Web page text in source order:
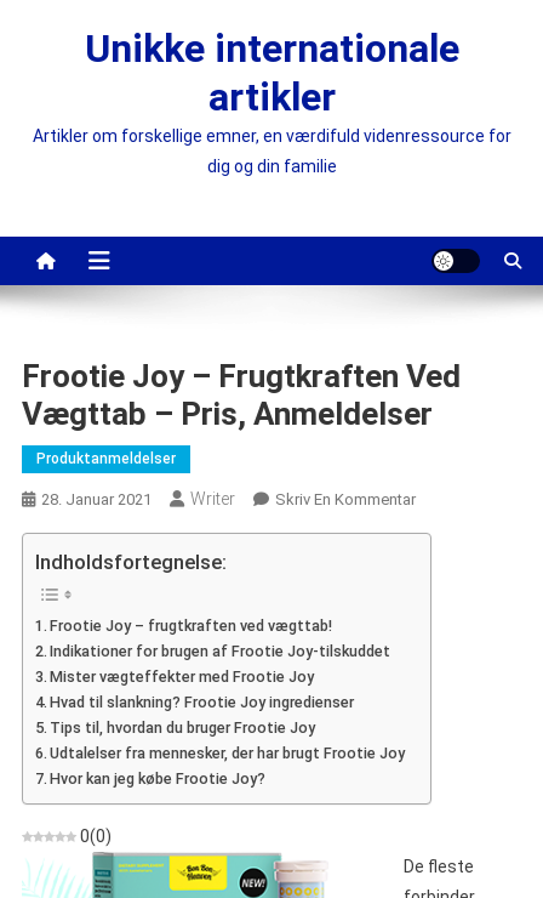
Unikke internationale
artikler
Artikler om forskellige emner, en værdifuld videnressource for
dig og din familie
Frootie Joy – Frugtkraften Ved
Vægttab – Pris, Anmeldelser
Produktanmeldelser
28. Januar 2021 Writer Skriv En KommentarOn
Indholdsfortegnelse:
Frootie Joy – frugtkraften ved vægttab!
Indikationer for brugen af Frootie Joy-tilskuddet
Mister vægteffekter med Frootie Joy
Hvad til slankning? Frootie Joy ingredienser
Tips til, hvordan du bruger Frootie Joy
Udtalelser fra mennesker, der har brugt Frootie Joy
Hvor kan jeg købe Frootie Joy?
0(0)
De fleste